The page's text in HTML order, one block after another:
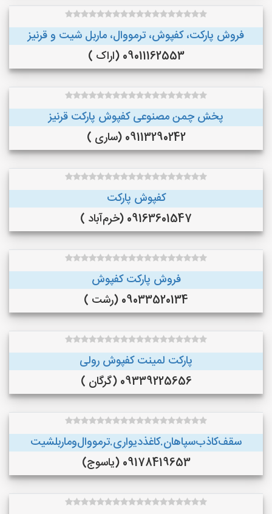
فروش پارکت، کفپوش، ترمووال، ماربل شیت و قرنیز
09011162553 (اراک )
پخش چمن مصنوعی کفپوش پارکت قرنیز
09113290242 (ساری )
کفپوش پارکت
09163601547 (خرم‌آباد )
فروش پارکت کفپوش
09033520134 (رشت )
پارکت لمینت کفپوش رولی
09339225656 (گرگان )
سقف‌کاذب‌سپاهان‌.کاغذ‌دیواری.ترمووال‌و‌ماربلشیت
09178419653 (یاسوج)